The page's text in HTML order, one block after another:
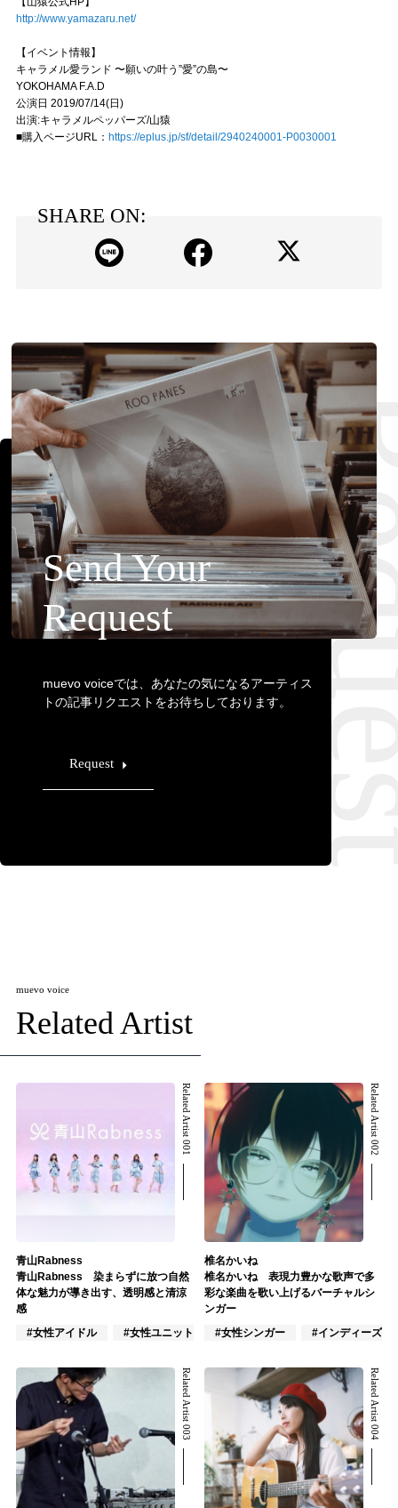
http://www.yamazaru.net/
【イベント情報】
キャラメル愛ランド 〜願いの叶う”愛”の島〜
YOKOHAMA F.A.D
公演日 2019/07/14(日)
出演:キャラメルペッパーズ/山猿
■購入ページURL： https://eplus.jp/sf/detail/2940240001-P0030001
SHARE ON:
Send Your
Request
muevo voiceでは、あなたの気になるアーティス
トの記事リクエストをお待ちしております。
Request
muevo voice
Related Artist
Related Artist 001
青山Rabness
青山Rabness 染まらずに放つ自然
体な魅力が導き出す、透明感と清涼
感
#女性アイドル
#女性ユニット #ポップス
Related Artist 002
椎名かいね
椎名かいね 表現力豊かな歌声で多
彩な楽曲を歌い上げるバーチャルシ
ンガー
#女性シンガー
#インディーズ
Related Artist 003 Related Artist 004